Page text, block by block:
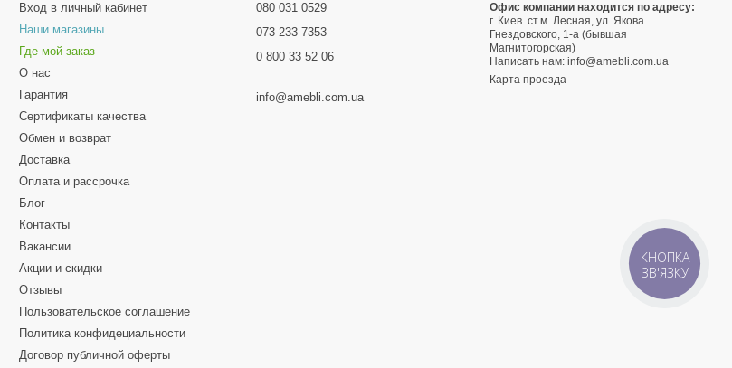
Вход в личный кабинет
Наши магазины
Где мой заказ
О нас
Гарантия
Сертификаты качества
Обмен и возврат
Доставка
Оплата и рассрочка
Блог
Контакты
Вакансии
Акции и скидки
Отзывы
Пользовательское соглашение
Политика конфидециальности
Договор публичной оферты
080 031 0529
073 233 7353
0 800 33 52 06
info@amebli.com.ua
Офис компании находится по адресу:
г. Киев. ст.м. Лесная, ул. Якова
Гнездовского, 1-а (бывшая
Магнитогорская)
Написать нам:info@amebli.com.ua
Карта проезда
КНОПКА
ЗВ'ЯЗКУ